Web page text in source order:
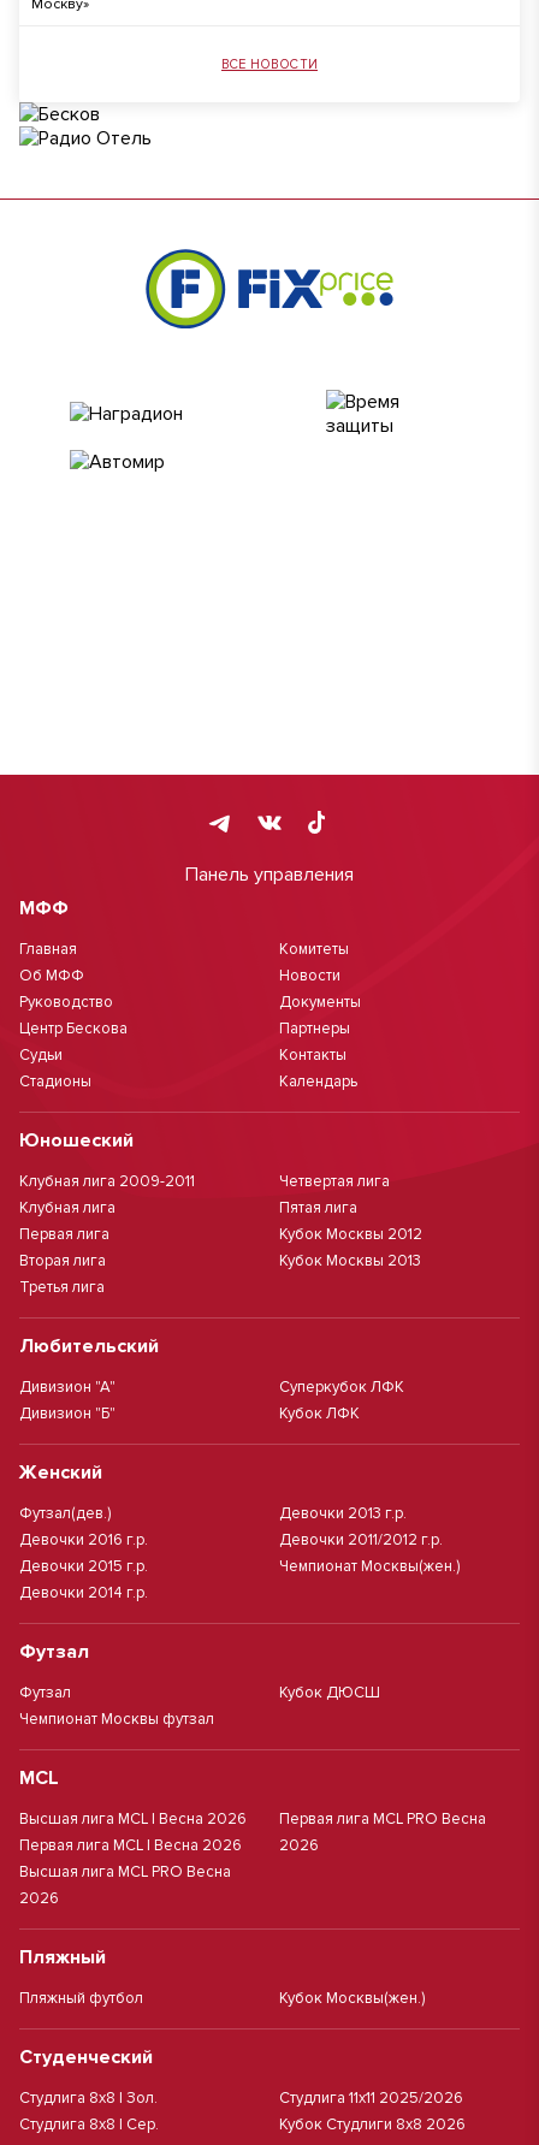
Москву»
ВСЕ НОВОСТИ
Панель управления
МФФ
Главная
Об МФФ
Руководство
Центр Бескова
Судьи
Стадионы
Комитеты
Новости
Документы
Партнеры
Контакты
Календарь
Юношеский
Клубная лига 2009-2011
Клубная лига
Первая лига
Вторая лига
Третья лига
Четвертая лига
Пятая лига
Кубок Москвы 2012
Кубок Москвы 2013
Любительский
Дивизион "А"
Дивизион "Б"
Суперкубок ЛФК
Кубок ЛФК
Женский
Футзал(дев.)
Девочки 2016 г.р.
Девочки 2015 г.р.
Девочки 2014 г.р.
Девочки 2013 г.р.
Девочки 2011/2012 г.р.
Чемпионат Москвы(жен.)
Футзал
Футзал
Чемпионат Москвы футзал
Кубок ДЮСШ
MCL
Высшая лига MCL | Весна 2026
Первая лига MCL | Весна 2026
Высшая лига MCL PRO Весна
2026
Первая лига MCL PRO Весна
2026
Пляжный
Пляжный футбол Кубок Москвы(жен.)
Студенческий
Студлига 8х8 | Зол.
Студлига 8х8 | Сер.
Студлига 11х11 2025/2026
Кубок Студлиги 8х8 2026